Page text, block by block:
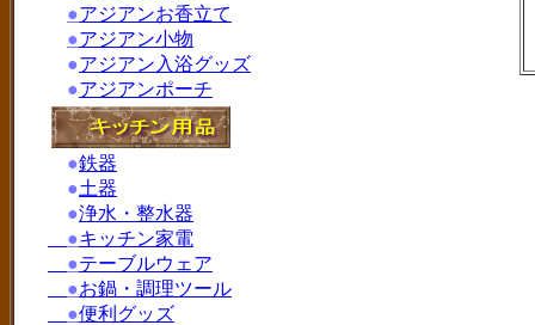
●アジアンお香立て
●アジアン小物
●アジアン入浴グッズ
●アジアンポーチ
●鉄器
●土器
●浄水・整水器
●キッチン家電
●テーブルウェア
●お鍋・調理ツール
●便利グッズ